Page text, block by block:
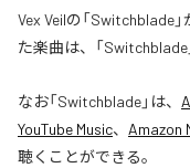
Vex Veilの「Switchblade
た楽曲は、「Switchblade
なお「Switchblade」は、
YouTube Music、 Amazon
聴くことができる。